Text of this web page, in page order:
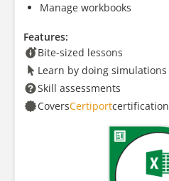
Manage workbooks
Features:
Bite-sized lessons
Learn by doing simulations
Skill assessments
CoversCertiportcertification